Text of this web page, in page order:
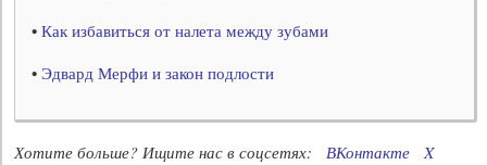
•Как избавиться от налета между зубами
•Эдвард Мерфи и закон подлости
Хотите больше? Ищите нас в соцсетях:ВКонтакте
X